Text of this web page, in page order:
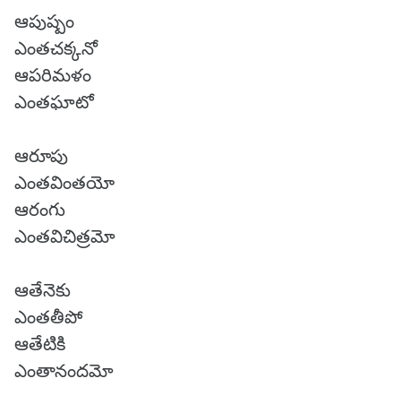
ఆపుష్పం
ఎంతచక్కనో
ఆపరిమళం
ఎంతఘాటో
ఆరూపు
ఎంతవింతయో
ఆరంగు
ఎంతవిచిత్రమో
ఆతేనెకు
ఎంతతీపో
ఆతేటికి
ఎంతానందమో